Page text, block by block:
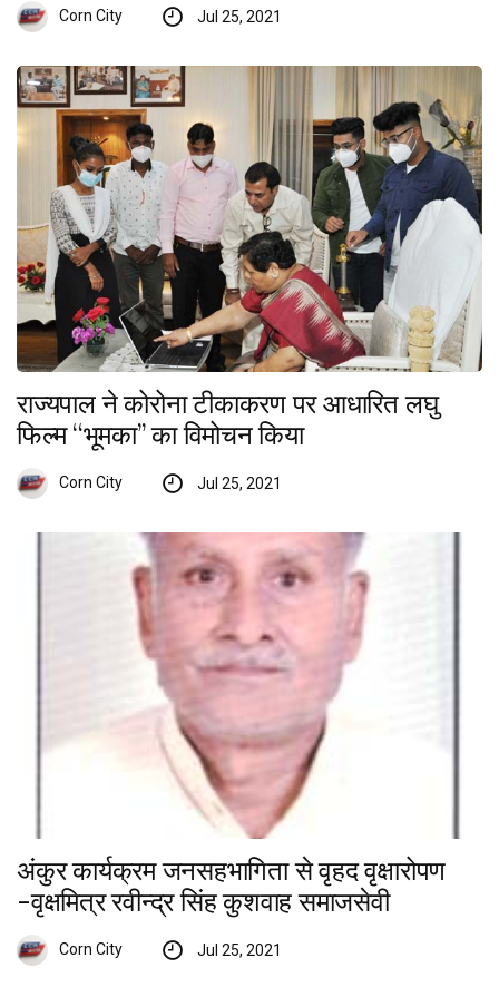
Corn City Jul 25, 2021
राज्यपाल ने कोरोना टीकाकरण पर आधारित लघु
फिल्म ‘‘भूमका’’ का विमोचन किया
Corn City Jul 25, 2021
अंकुर कार्यक्रम जनसहभागिता से वृहद वृक्षारोपण
-वृक्षमित्र रवीन्द्र सिंह कुशवाह समाजसेवी
Corn City Jul 25, 2021